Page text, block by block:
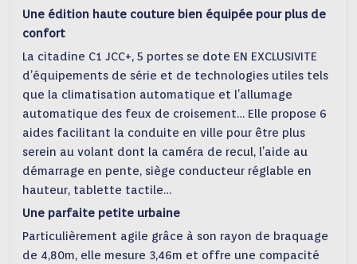
Une édition haute couture bien équipée pour plus de
confort
La citadine C1 JCC+, 5 portes se dote EN EXCLUSIVITE
d’équipements de série et de technologies utiles tels
que la climatisation automatique et l’allumage
automatique des feux de croisement… Elle propose 6
aides facilitant la conduite en ville pour être plus
serein au volant dont la caméra de recul, l’aide au
démarrage en pente, siège conducteur réglable en
hauteur, tablette tactile…
Une parfaite petite urbaine
Particulièrement agile grâce à son rayon de braquage
de 4,80m, elle mesure 3,46m et offre une compacité